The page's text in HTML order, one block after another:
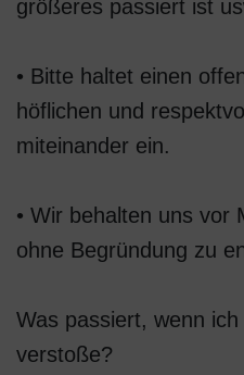
größeres passiert ist
• Bitte haltet einen
höflichen und
miteinander ein.
• Wir behalten uns vor
ohne Begründung zu
Was passiert, wenn
verstoße?